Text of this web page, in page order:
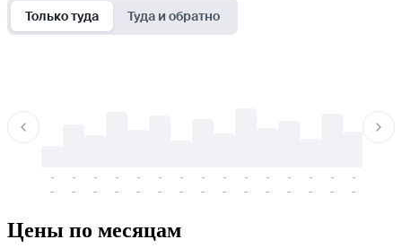
Только туда Туда и обратно
-
-
-
-
-
-
-
-
-
-
-
-
-
-
-
-
-
-
-
-
-
-
-
-
-
-
-
-
-
-
Цены по месяцам